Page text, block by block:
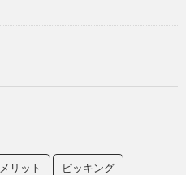
リット ピッキング